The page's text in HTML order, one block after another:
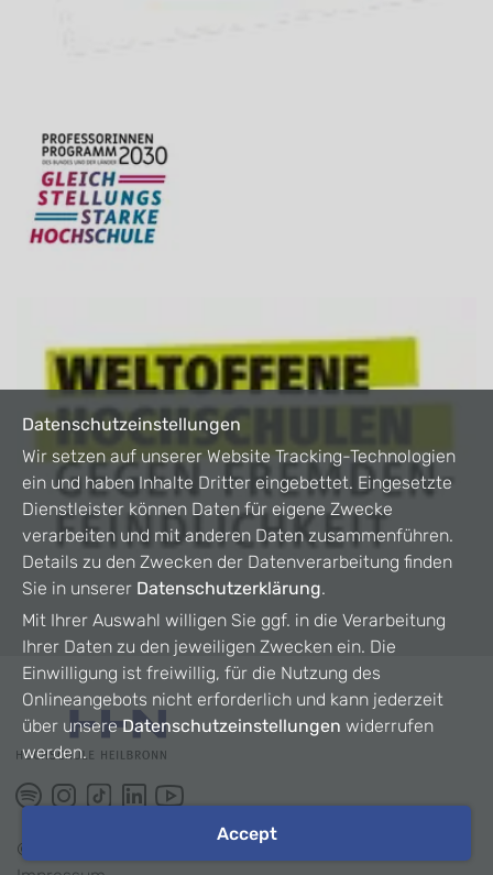
©
Datenschutzeinstellungen
Wir setzen auf unserer Website Tracking-Technologien
ein und haben Inhalte Dritter eingebettet. Eingesetzte
Dienstleister können Daten für eigene Zwecke
verarbeiten und mit anderen Daten zusammenführen.
Details zu den Zwecken der Datenverarbeitung finden
Sie in unserer Datenschutzerklärung.
Mit Ihrer Auswahl willigen Sie ggf. in die Verarbeitung
Ihrer Daten zu den jeweiligen Zwecken ein. Die
Einwilligung ist freiwillig, für die Nutzung des
Onlineangebots nicht erforderlich und kann jederzeit
über unsereDatenschutzeinstellungen widerrufen
werden.
Accept